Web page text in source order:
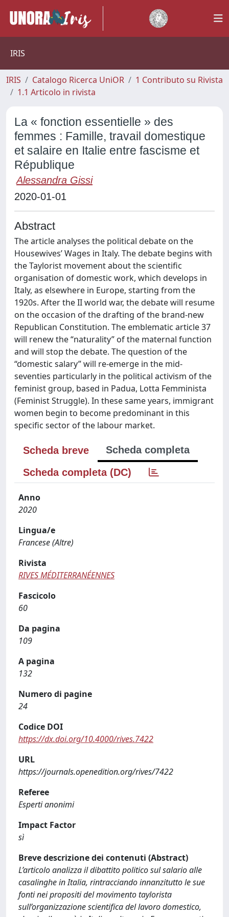
IRIS
IRIS Catalogo Ricerca UniOR
1 Contributo su Rivista
1.1 Articolo in rivista
La « fonction essentielle » des
femmes : Famille, travail domestique
et salaire en Italie entre fascisme et
République
Alessandra Gissi
2020-01-01
Abstract
The article analyses the political debate on the
Housewives’ Wages in Italy. The debate begins with
the Taylorist movement about the scientific
organisation of domestic work, which develops in
Italy, as elsewhere in Europe, starting from the
1920s. After the II world war, the debate will resume
on the occasion of the drafting of the brand-new
Republican Constitution. The emblematic article 37
will renew the “naturality” of the maternal function
and will stop the debate. The question of the
“domestic salary” will re-emerge in the mid-
seventies particularly in the political activism of the
feminist group, based in Padua, Lotta Femminista
(Feminist Struggle). In these same years, immigrant
women begin to become predominant in this
specific sector of the labour market.
Scheda breve
Scheda completa
Scheda completa (DC)
Anno
2020
Lingua/e
Francese (Altre)
Rivista
RIVES MÉDITERRANÉENNES
Fascicolo
60
Da pagina
109
A pagina
132
Numero di pagine
24
Codice DOI
https://dx.doi.org/10.4000/rives.7422
URL
https://journals.openedition.org/rives/7422
Referee
Esperti anonimi
Impact Factor
sì
Breve descrizione dei contenuti (Abstract)
L’articolo analizza il dibattito politico sul salario alle
casalinghe in Italia, rintracciando innanzitutto le sue
fonti nei propositi del movimento taylorista
sull’organizzazione scientifica del lavoro domestico,